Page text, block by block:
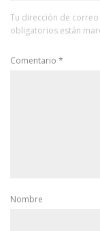
Tu dirección de
obligatorios están
Comentario *
Nombre